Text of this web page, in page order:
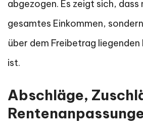
abgezogen. Es zeigt sich, dass
gesamtes Einkommen,
über dem Freibetrag
ist.
Abschläge,